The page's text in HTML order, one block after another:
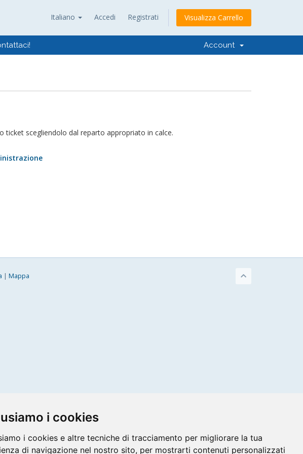
i cookies
i cookies e altre tecniche di tracciamento per migliorare la tua
di navigazione nel nostro sito, per mostrarti contenuti personalizzati
Italiano Accedi Registrati Visualizza Carrello
Account
scegliendolo dal reparto appropriato in calce.
| Mappa